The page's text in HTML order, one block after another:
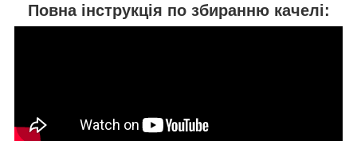
Повна інструкція по збиранню качелі: